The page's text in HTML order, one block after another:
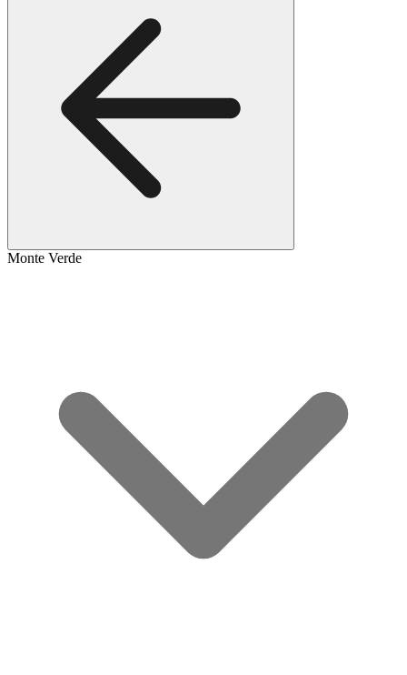
Monte Verde